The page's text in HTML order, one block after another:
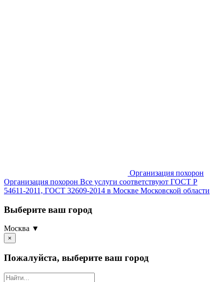
Организация похорон
Организация похорон Все услуги соответствуют ГОСТ Р
54611-2011, ГОСТ 32609-2014 в Москве Московской области
Выберите ваш город
Москва ▼
×
Пожалуйста, выберите ваш город